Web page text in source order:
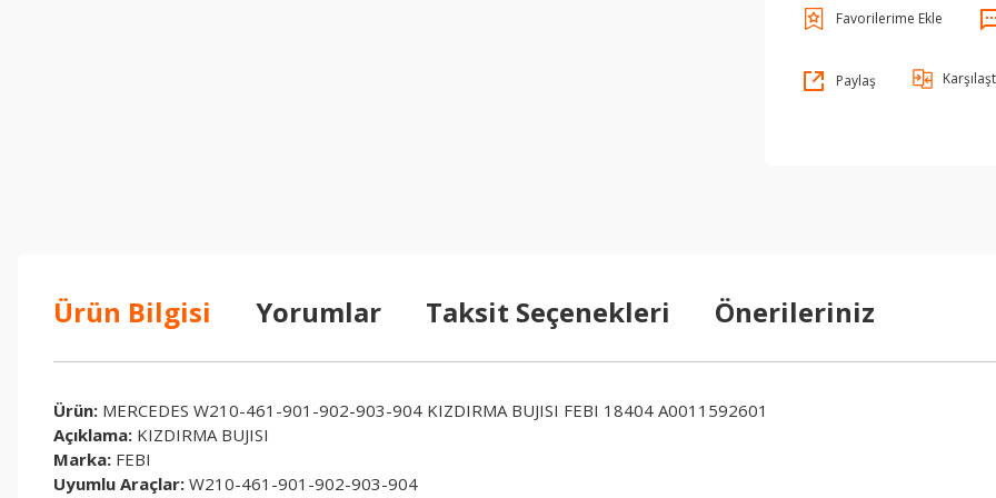
Paylaş
Ürün Bilgisi Yorumlar Taksit Seçenekleri Önerileriniz
Ürün: MERCEDES W210-461-901-902-903-904 KIZDIRMA BUJISI FEBI 18404 A0011592601
Açıklama: KIZDIRMA BUJISI
Marka: FEBI
Uyumlu Araçlar: W210-461-901-902-903-904